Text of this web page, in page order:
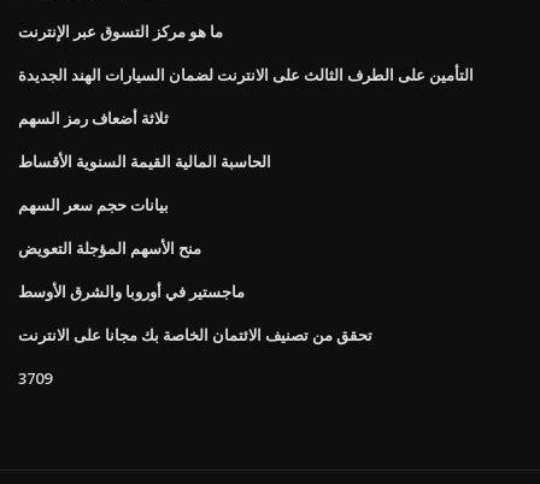
ما هو مركز التسوق عبر الإنترنت
التأمين على الطرف الثالث على الانترنت لضمان السيارات الهند الجديدة
ثلاثة أضعاف رمز السهم
الحاسبة المالية القيمة السنوية الأقساط
بيانات حجم سعر السهم
منح الأسهم المؤجلة التعويض
ماجستير في أوروبا والشرق الأوسط
تحقق من تصنيف الائتمان الخاصة بك مجانا على الانترنت
3709